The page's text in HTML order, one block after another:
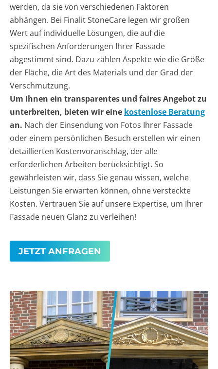
werden, da sie von verschiedenen Faktoren
abhängen. Bei Finalit StoneCare legen wir großen
Wert auf individuelle Lösungen, die auf die
spezifischen Anforderungen Ihrer Fassade
abgestimmt sind. Dazu zählen Aspekte wie die Größe
der Fläche, die Art des Materials und der Grad der
Verschmutzung.
Um Ihnen ein transparentes und faires Angebot zu
unterbreiten, bieten wir eine kostenlose Beratung
an. Nach der Einsendung von Fotos Ihrer Fassade
oder einem persönlichen Besuch erstellen wir einen
detaillierten Kostenvoranschlag, der alle
erforderlichen Arbeiten berücksichtigt. So
gewährleisten wir, dass Sie genau wissen, welche
Leistungen Sie erwarten können, ohne versteckte
Kosten. Vertrauen Sie auf unsere Expertise, um Ihrer
Fassade neuen Glanz zu verleihen!
JETZT ANFRAGEN